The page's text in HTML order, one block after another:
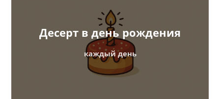
Десерт в день рождения
каждый день